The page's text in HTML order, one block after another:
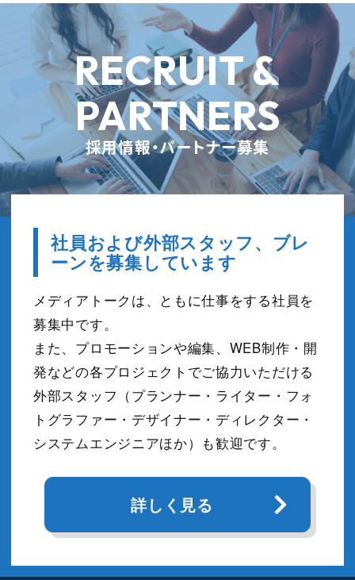
RECRUIT &
PARTNERS
採用情報・パートナー募集
社員および外部スタッフ、ブレ
ーンを募集しています
メディアトークは、ともに仕事をする社員を
募集中です。
また、プロモーションや編集、WEB制作・開
発などの各プロジェクトでご協力いただける
外部スタッフ（プランナー・ライター・フォ
トグラファー・デザイナー・ディレクター・
システムエンジニアほか）も歓迎です。
詳しく見る